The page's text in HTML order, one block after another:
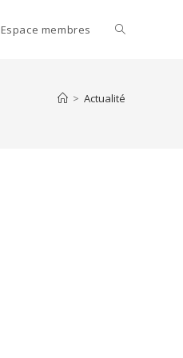
Espace membres Toggle
> Actualité